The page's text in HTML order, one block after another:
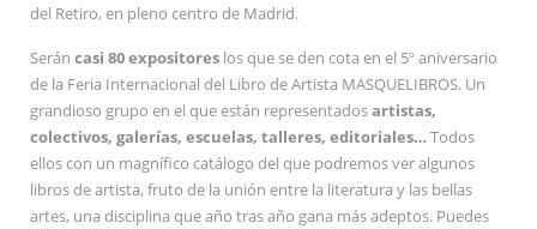
del Retiro, en pleno centro de Madrid.
Serán casi 80 expositores los que se den cota en el 5º aniversario
de la Feria Internacional del Libro de Artista MASQUELIBROS. Un
grandioso grupo en el que están representadosartistas,
colectivos, galerías, escuelas, talleres, editoriales…Todos
ellos con un magnífico catálogo del que podremos ver algunos
libros de artista, fruto de la unión entre la literatura y las bellas
artes, una disciplina que año tras año gana más adeptos. Puedes